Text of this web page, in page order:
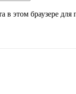
в этом браузере